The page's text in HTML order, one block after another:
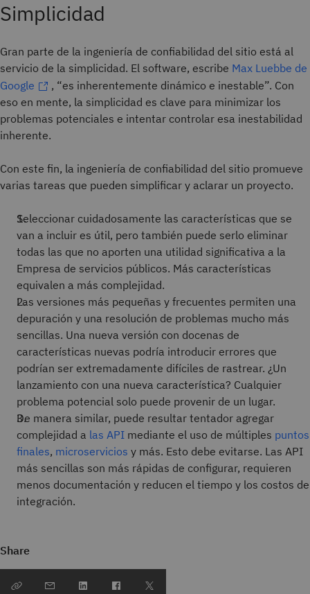
Simplicidad
Gran parte de la ingeniería de confiabilidad del sitio está al
servicio de la simplicidad. El software, escribe Max Luebbe de
Google
, “es inherentemente dinámico e inestable”. Con
eso en mente, la simplicidad es clave para minimizar los
problemas potenciales e intentar controlar esa inestabilidad
inherente.
Con este fin, la ingeniería de confiabilidad del sitio promueve
varias tareas que pueden simplificar y aclarar un proyecto.
Seleccionar cuidadosamente las características que se
van a incluir es útil, pero también puede serlo eliminar
todas las que no aporten una utilidad significativa a la
Empresa de servicios públicos. Más características
equivalen a más complejidad.
Las versiones más pequeñas y frecuentes permiten una
depuración y una resolución de problemas mucho más
sencillas. Una nueva versión con docenas de
características nuevas podría introducir errores que
podrían ser extremadamente difíciles de rastrear. ¿Un
lanzamiento con una nueva característica? Cualquier
problema potencial solo puede provenir de un lugar.
De manera similar, puede resultar tentador agregar
complejidad a las API mediante el uso de múltiples puntos
finales, microservicios y más. Esto debe evitarse. Las API
más sencillas son más rápidas de configurar, requieren
menos documentación y reducen el tiempo y los costos de
integración.
Share